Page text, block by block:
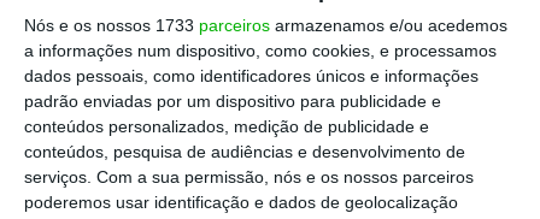
Nós e os nossos 1733 parceiros armazenamos e/ou acedemos
a informações num dispositivo, como cookies, e processamos
dados pessoais, como identificadores únicos e informações
padrão enviadas por um dispositivo para publicidade e
conteúdos personalizados, medição de publicidade e
conteúdos, pesquisa de audiências e desenvolvimento de
serviços. Com a sua permissão, nós e os nossos parceiros
poderemos usar identificação e dados de geolocalização
Estado federal não pode gastar mais dinheiro,
porque o dinheiro do Estado é o que vem dos
impostos das famílias e das empresas. A
democracia nasceu assim —no taxation without
representation
— e não há razão de monta que
aconselhe revisão desse princípio.